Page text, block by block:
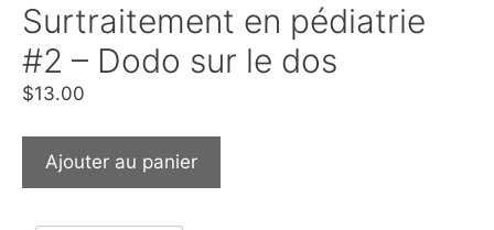
Surtraitement en pédiatrie
#2 – Dodo sur le dos
$13.00
Ajouter au panier